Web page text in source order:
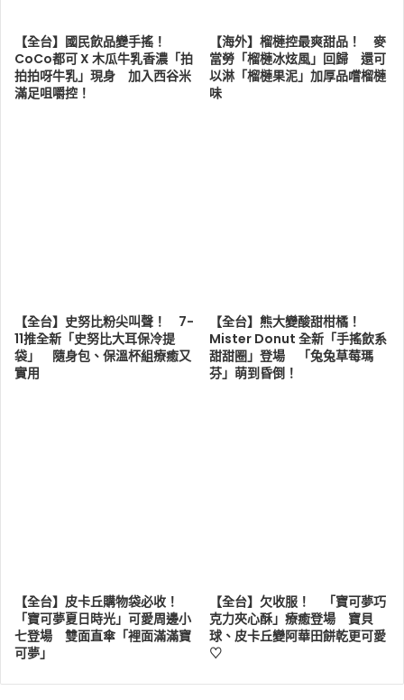
【全台】國民飲品變手搖！
CoCo都可 X 木瓜牛乳香濃「拍
拍拍呀牛乳」現身 加入西谷米
滿足咀嚼控！
【海外】榴槤控最爽甜品！ 麥
當勞「榴槤冰炫風」回歸 還可
以淋「榴槤果泥」加厚品嚐榴槤
味
【全台】史努比粉尖叫聲！ 7-
11推全新「史努比大耳保冷提
袋」 隨身包、保溫杯組療癒又
實用
【全台】熊大變酸甜柑橘！
Mister Donut 全新「手搖飲系
甜甜圈」登場 「兔兔草莓瑪
芬」萌到昏倒！
【全台】皮卡丘購物袋必收！
「寶可夢夏日時光」可愛周邊小
七登場 雙面直傘「裡面滿滿寶
可夢」
【全台】欠收服！ 「寶可夢巧
克力夾心酥」療癒登場 寶貝
球、皮卡丘變阿華田餅乾更可愛
♡